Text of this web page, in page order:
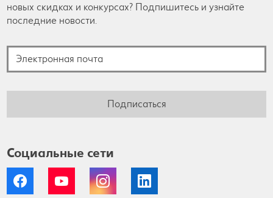
новых скидках и конкурсах? Подпишитесь и узнайте
последние новости.
Подписаться
Социальные сети
Facebook YouTube Instagram